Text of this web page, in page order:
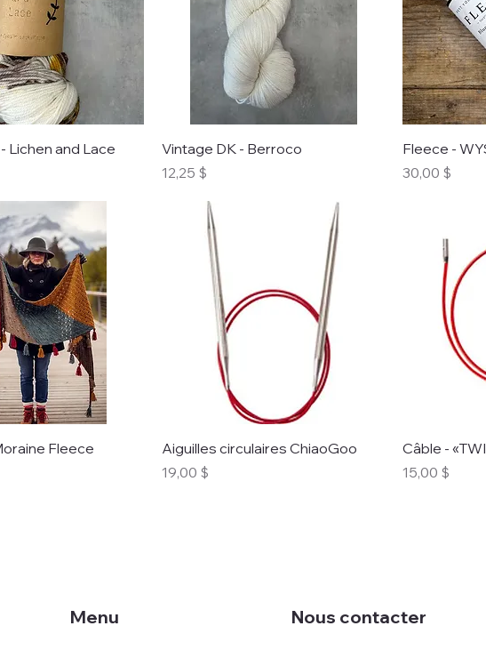
Lichen and Lace
Vintage DK - Berroco
Prix
12,25 $
Fleece -
Prix
30,00 $
Fleece
Aiguilles circulaires ChiaoGoo
Prix
19,00 $
Câble -
Prix
15,00 $
Menu Nous contacter